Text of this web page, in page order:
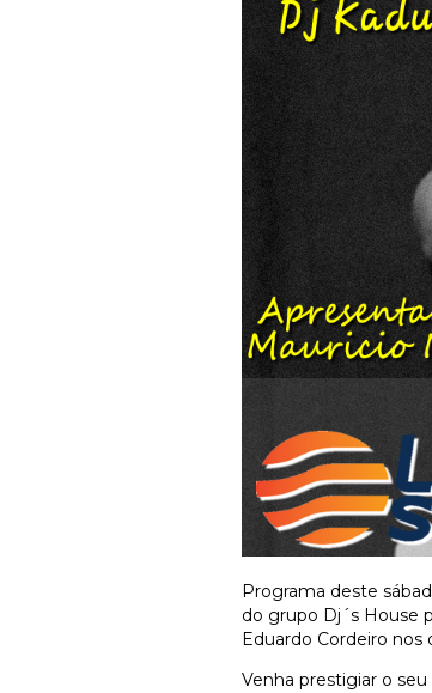
Programa deste
do grupo Dj´s House
Eduardo Cordeiro nos
Venha prestigiar o